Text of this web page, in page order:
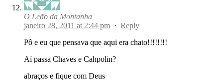
O Leão da Montanha
janeiro 28, 2011 at 2:44 pm · Reply
Pô e eu que pensava que aqui era chato!!!!!!!!
Aí passa Chaves e Cahpolin?
abraços e fique com Deus